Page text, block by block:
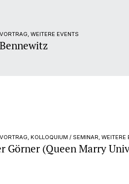
WEITERE EVENTS
KOLLOQUIUM / SEMINAR, WEITERE
Görner (Queen Marry